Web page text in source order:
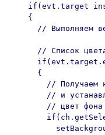
if(evt.target
    {
// Выполняем
// Список
      {
// Получаем
// и
        // цвет фона